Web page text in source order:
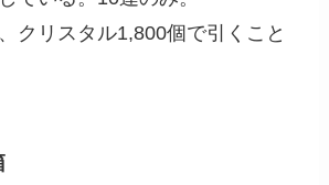
クリスタル1,800個で引くこと